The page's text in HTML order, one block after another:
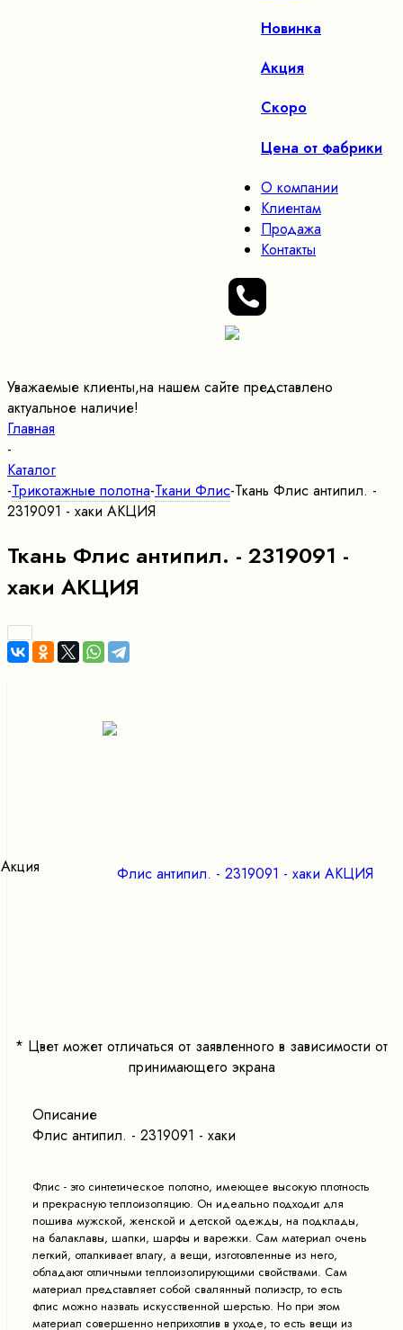
Новинка
Акция
Скоро
Цена от фабрики
О компании
Клиентам
Продажа
Контакты
Уважаемые клиенты,на нашем сайте представлено
актуальное наличие!
Главная
-
Каталог
-Трикотажные полотна-Ткани Флис-Ткань Флис антипил. -
2319091 - хаки АКЦИЯ
Ткань Флис антипил. - 2319091 -
хаки АКЦИЯ
Акция
* Цвет может отличаться от заявленного в зависимости от
принимающего экрана
Описание
Флис антипил. - 2319091 - хаки
Флис - это синтетическое полотно, имеющее высокую плотность
и прекрасную теплоизоляцию. Он идеально подходит для
пошива мужской, женской и детской одежды, на подклады,
на балаклавы, шапки, шарфы и варежки. Сам материал очень
легкий, отталкивает влагу, а вещи, изготовленные из него,
обладают отличными теплоизолирующими свойствами. Сам
материал представляет собой свалянный полиэстр, то есть
флис можно назвать искусственной шерстью. Но при этом
материал совершенно неприхотлив в уходе, то есть вещи из